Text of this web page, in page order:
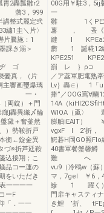
2轟瓢雛r2
藩3，999
整式麗定弐
繍1圭＼片〉
片騰施：1
課き溺＞
真，（片
主響画璽爆璃
轄勧 一・
両錠）＋門
∫轟異織〆輪
黛＋奮釜然
）勢鞍折戸
衡←錠金異
づ※折芦廷鞍
込接翔；こ
品コー運の
をいただき
一一一一
ーF
．一一
00G用￥駐3
一 学
雛 1く
薯 ， 蚤《
縫 l KPEa2灘
欝 1 誕糀12
KPE251
罰 レ ｝ρ⊃
／ア蕊軍肥竃
Lv｝轟∈） 1「
捧”／OOG罵∀醐
14A（
WIOA（颪〉
膨舳iEAIT）
vgxF I 2’折
鰐碁H岡GO照
40書軍餐蟹
難 へ へ鵜
vu9（冷鴎w（
マ，7gel ￥6，
鰺 1 躍く）2騒
門扉キャステ
き鯉 ’折、